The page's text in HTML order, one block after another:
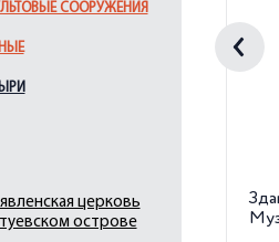
СООРУЖЕНИЯ
церковь
острове